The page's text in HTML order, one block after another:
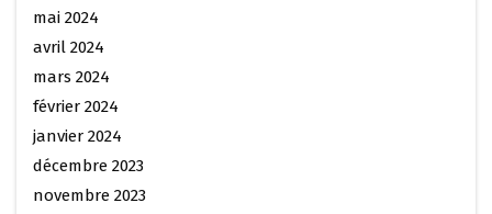
mai 2024
avril 2024
mars 2024
février 2024
janvier 2024
décembre 2023
novembre 2023